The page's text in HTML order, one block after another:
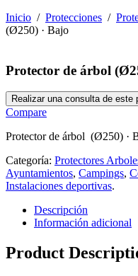
Inicio / Protecciones /
(Ø250) · Bajo
Protector de árbol
Compare
Protector de árbol (Ø250) ·
Categoría: Protectores
Ayuntamientos, Campings,
Instalaciones deportivas.
Descripción
Información adicional
Product